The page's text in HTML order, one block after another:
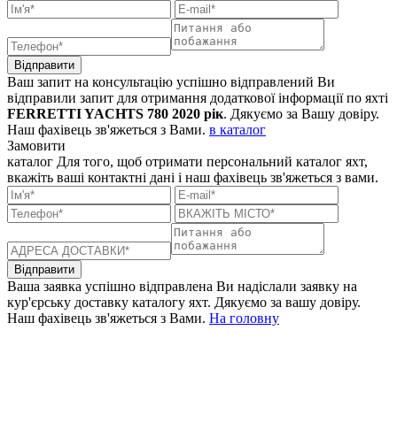
Відправити
Ваш запит на консультацію успішно відправлений Ви
відправили запит для отримання додаткової інформації по яхті
FERRETTI YACHTS 780 2020 рік. Дякуємо за Вашу довіру.
Наш фахівець зв'яжеться з Вами. в каталог
Замовити
каталог Для того, щоб отримати персональний каталог яхт,
вкажіть ваші контактні дані і наш фахівець зв'яжеться з вами.
Відправити
Ваша заявка успішно відправлена Ви надіслали заявку на
кур'єрську доставку каталогу яхт. Дякуємо за вашу довіру.
Наш фахівець зв'яжеться з Вами. На головну